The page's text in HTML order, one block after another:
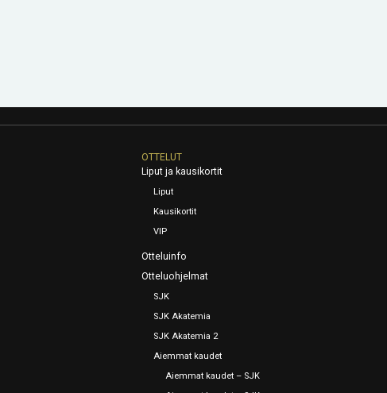
OTTELUT
Liput ja kausikortit
Liput
Kausikortit
VIP
Otteluinfo
Otteluohjelmat
SJK
SJK Akatemia
SJK Akatemia 2
Aiemmat kaudet
Aiemmat kaudet – SJK